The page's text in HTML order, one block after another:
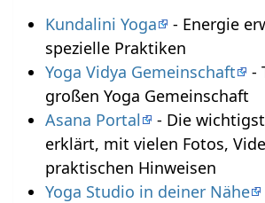
Kundalini Yoga
- Energie
spezielle Praktiken
Yoga Vidya Gemeinschaft
-
großen Yoga Gemeinschaft
Asana Portal
- Die
erklärt, mit vielen Fotos,
praktischen Hinweisen
Yoga Studio in deiner Nähe